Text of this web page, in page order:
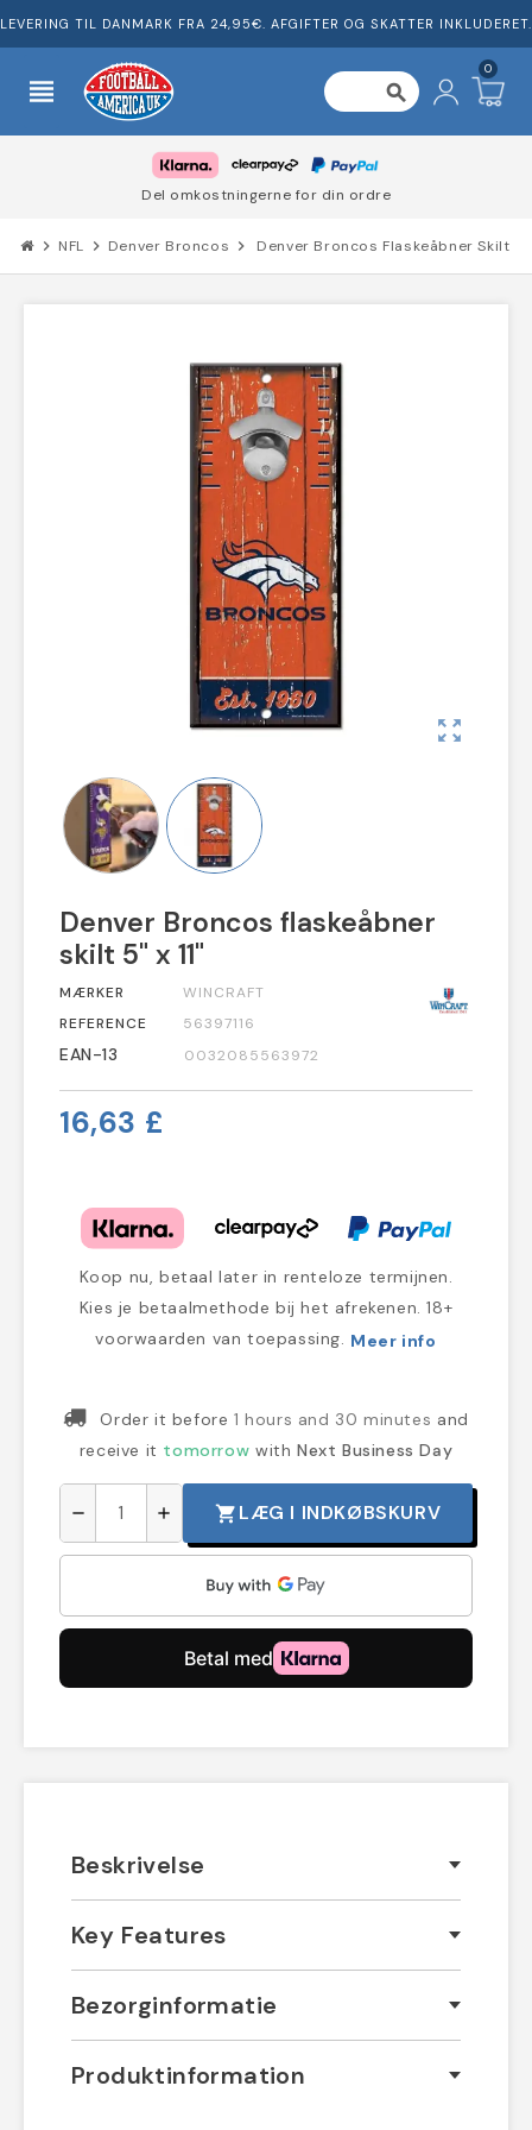
LEVERING TIL DANMARK FRA 24,95€. AFGIFTER OG SKATTER INKLUDERET.
view_headline search
0
Del omkostningerne for din ordre
chevron_right NFL chevron_right Denver Broncos chevron_right Denver Broncos Flaskeåbner Skilt 5"
zoom_out_map
Denver Broncos flaskeåbner
skilt 5" x 11"
MÆRKER
WINCRAFT
REFERENCE
56397116
EAN-13 0032085563972
16,63 £
Koop nu, betaal later in renteloze termijnen.
Kies je betaalmethode bij het afrekenen. 18+
voorwaarden van toepassing. Meer info
Order it before1 hours and 30 minutes and
receive it tomorrow with Next Business Day
remove add shopping_cart LÆG I INDKØBSKURV
Beskrivelse
Key Features
Bezorginformatie
Produktinformation